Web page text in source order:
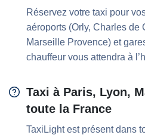
Réservez votre taxi pour
aéroports (Orly, Charles de
Marseille Provence) et
chauffeur vous attendra à
Taxi à Paris, Lyon,
toute la France
TaxiLight est présent dans